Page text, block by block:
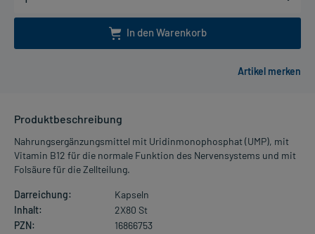
In den Warenkorb
Produktbeschreibung
Nahrungsergänzungsmittel mit Uridinmonophosphat (UMP), mit
Vitamin B12 für die normale Funktion des Nervensystems und mit
Folsäure für die Zellteilung.
Darreichung:
Kapseln
Inhalt:
2X80 St
PZN:
16866753